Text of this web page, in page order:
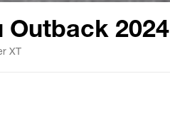
Outback 2024
XT